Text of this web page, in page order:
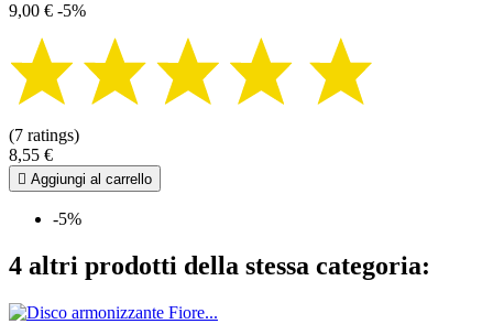
9,00 € -5%
(7 ratings)
8,55 €
 Aggiungi al carrello
-5%
4 altri prodotti della stessa categoria: